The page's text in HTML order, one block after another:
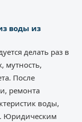
воды из
делать раз в
мутность,
После
ремонта
воды,
Юридическим